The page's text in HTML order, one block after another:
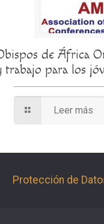
de África
trabajo para los
Leer más
Protección de